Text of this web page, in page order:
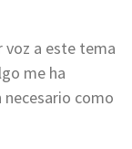
voz a este tema
me ha
necesario como